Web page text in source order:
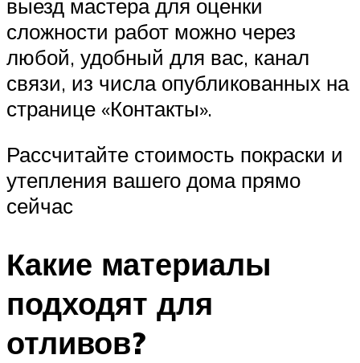
выезд мастера для оценки
сложности работ можно через
любой, удобный для вас, канал
связи, из числа опубликованных на
странице «Контакты».
Рассчитайте стоимость покраски и
утепления вашего дома прямо
сейчас
Какие материалы
подходят для
отливов?